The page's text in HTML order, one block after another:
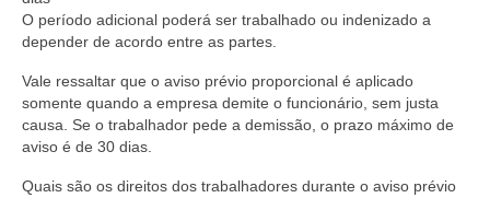
O período adicional poderá ser trabalhado ou indenizado a
depender de acordo entre as partes.
Vale ressaltar que o aviso prévio proporcional é aplicado
somente quando a empresa demite o funcionário, sem justa
causa. Se o trabalhador pede a demissão, o prazo máximo de
aviso é de 30 dias.
Quais são os direitos dos trabalhadores durante o aviso prévio